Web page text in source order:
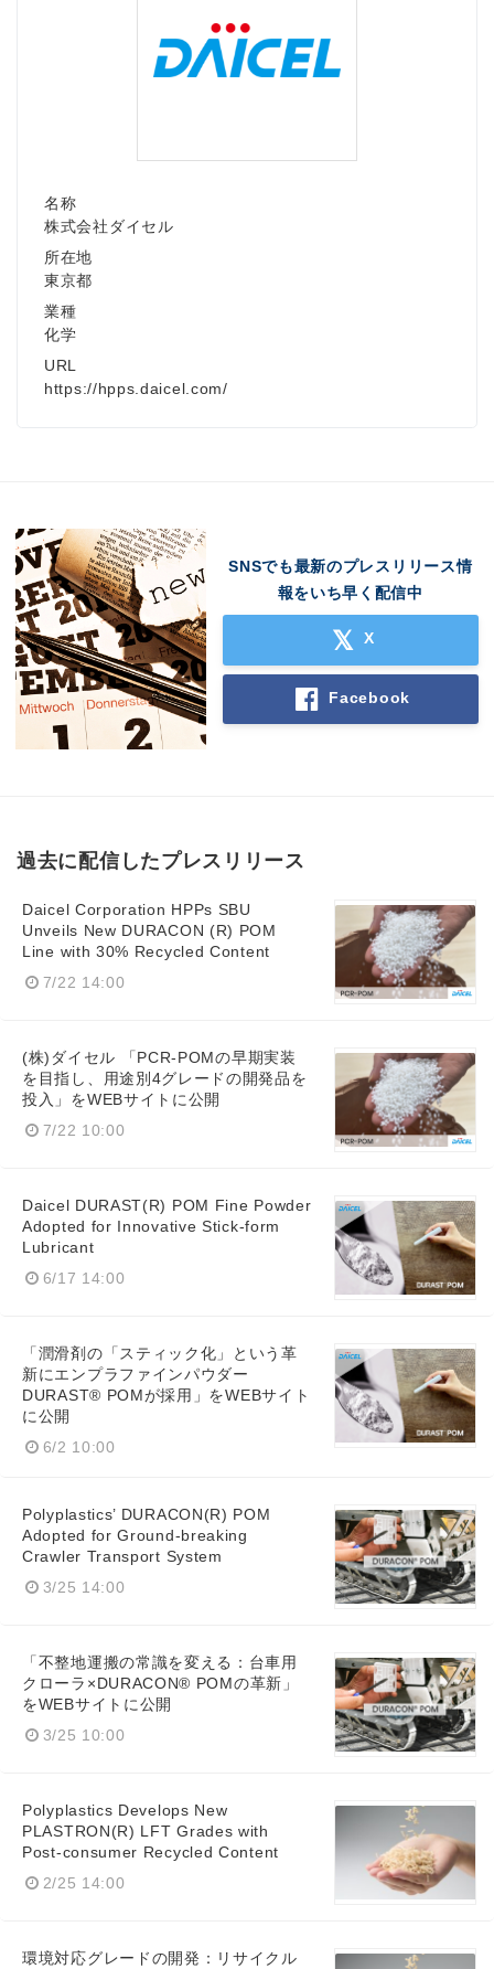
名称
株式会社ダイセル
所在地
東京都
業種
化学
URL
https://hpps.daicel.com/
SNSでも最新のプレスリリース情
報をいち早く配信中
X
Facebook
過去に配信したプレスリリース
Daicel Corporation HPPs SBU
Unveils New DURACON (R) POM
Line with 30% Recycled Content
7/22 14:00
(株)ダイセル 「PCR-POMの早期実装
を目指し、用途別4グレードの開発品を
投入」をWEBサイトに公開
7/22 10:00
Daicel DURAST(R) POM Fine Powder
Adopted for Innovative Stick-form
Lubricant
6/17 14:00
「潤滑剤の「スティック化」という革
新にエンプラファインパウダー
DURAST® POMが採用」をWEBサイト
に公開
6/2 10:00
Polyplastics’ DURACON(R) POM
Adopted for Ground-breaking
Crawler Transport System
3/25 14:00
「不整地運搬の常識を変える：台車用
クローラ×DURACON® POMの革新」
をWEBサイトに公開
3/25 10:00
Polyplastics Develops New
PLASTRON(R) LFT Grades with
Post-consumer Recycled Content
2/25 14:00
環境対応グレードの開発：リサイクル
Japanese